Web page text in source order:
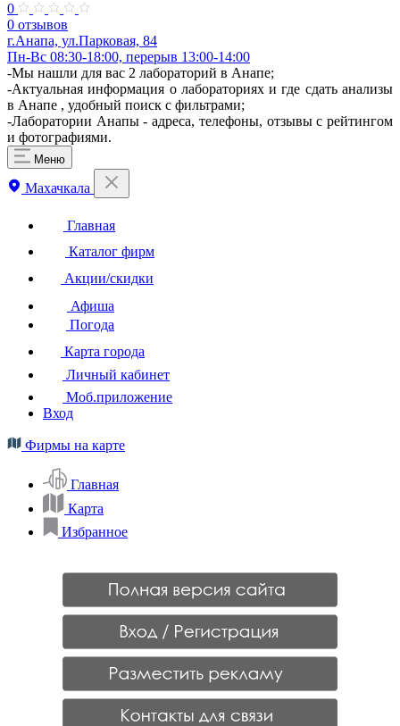
0
0 отзывов
г.Анапа, ул.Парковая, 84
Пн-Вс 08:30-18:00, перерыв 13:00-14:00
-Мы нашли для вас 2 лабораторий в Анапе;
-Актуальная информация о лабораториях и где сдать анализы
в Анапе , удобный поиск с фильтрами;
-Лаборатории Анапы - адреса, телефоны, отзывы с рейтингом
и фотографиями.
Меню
Махачкала
Главная
Каталог фирм
Акции/скидки
Афиша
Погода
Карта города
Личный кабинет
Моб.приложение
Вход
Фирмы на карте
Главная
Карта
Избранное